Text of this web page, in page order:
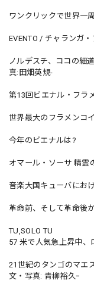
ワンクリックで世界一
EVENTO / チャランガ
ノルデスチ、ココの細
真:田畑英規-
第13回ビエナル・フラ
世界最大のフラメンコ
今年のビエナルは?
オマール・ソーサ 精霊
音楽大国キューバにお
革命前、そして革命後
TU,SOLO TU
57 米で人気急上昇中、
21世紀のタンゴのマエ
文・写真: 青柳裕久ｰ